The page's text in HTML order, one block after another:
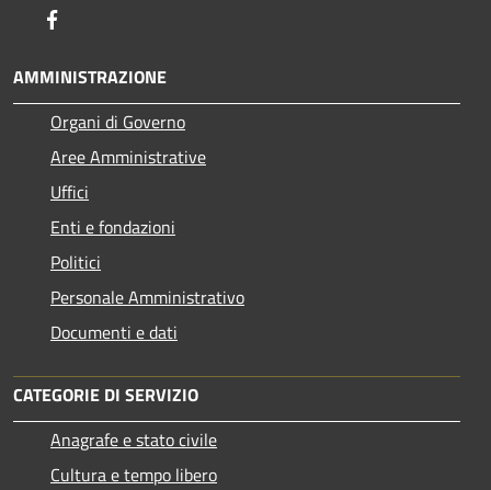
AMMINISTRAZIONE
Organi di Governo
Aree Amministrative
Uffici
Enti e fondazioni
Politici
Personale Amministrativo
Documenti e dati
CATEGORIE DI SERVIZIO
Anagrafe e stato civile
Cultura e tempo libero